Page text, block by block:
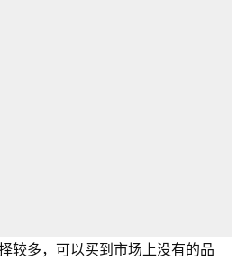
较多，可以买到市场上没有的品